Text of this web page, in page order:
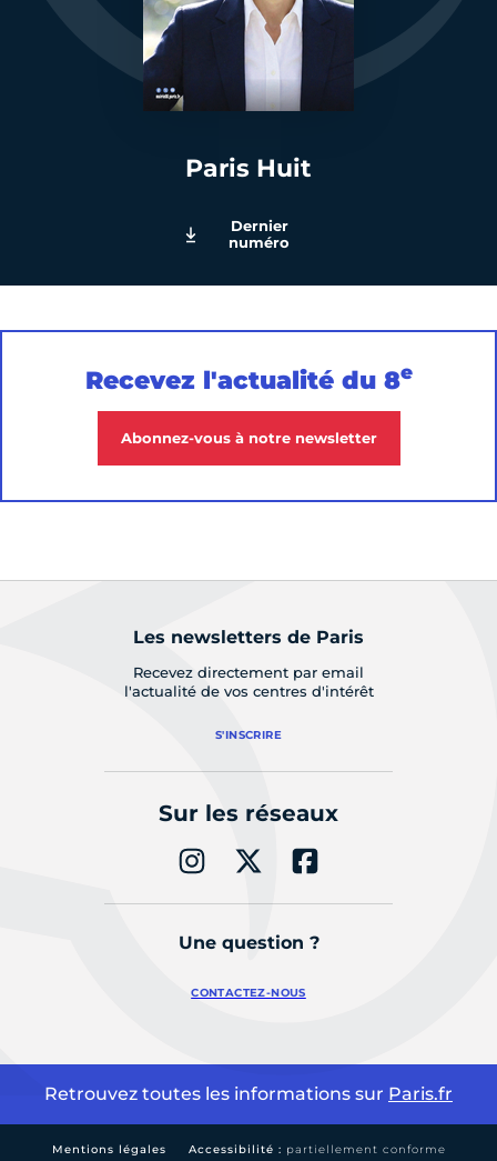
Paris Huit
Dernier
numéro
Recevez l'actualité du 8e
Abonnez-vous à notre newsletter
Les newsletters de Paris
Recevez directement par email
l'actualité de vos centres d'intérêt
S'INSCRIRE
Sur les réseaux
Une question ?
CONTACTEZ-NOUS
Retrouvez toutes les informations sur Paris.fr
Mentions légales Accessibilité : partiellement conforme